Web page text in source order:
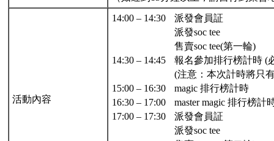
活動內容
14:00 – 14:30
派發會員証
派發soc tee
售賣soc tee(第一輪)
14:30 – 14:45
報名參加排行榜計時 (
(注意：本次計時將只
15:00 – 16:30
magic 排行榜計時
16:30 – 17:00
master magic 排行榜計
17:00 – 17:30
派發會員証
派發soc tee